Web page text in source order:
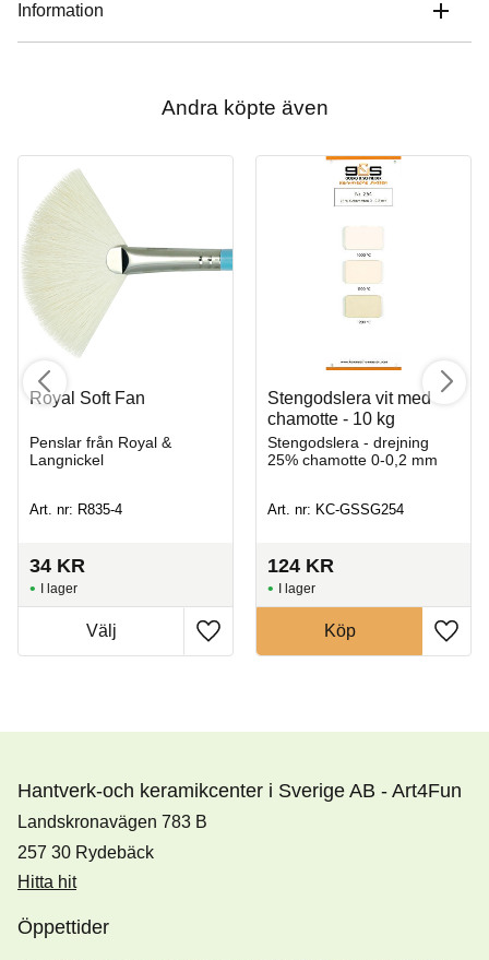
Information
Andra köpte även
Royal Soft Fan
Penslar från Royal &
Langnickel
Art. nr: R835-4
34 KR
I lager
Stengodslera vit med
chamotte - 10 kg
Stengodslera - drejning
25% chamotte 0-0,2 mm
Art. nr: KC-GSSG254
124 KR
I lager
Köp
Hantverk-och keramikcenter i Sverige AB - Art4Fun
Landskronavägen 783 B
257 30 Rydebäck
Hitta hit
Öppettider